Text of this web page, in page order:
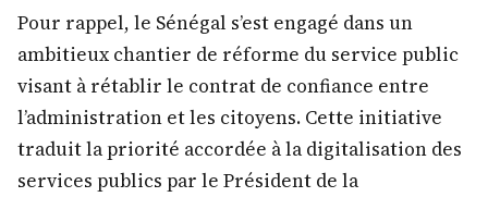
Pour rappel, le Sénégal s’est engagé dans un
ambitieux chantier de réforme du service public
visant à rétablir le contrat de confiance entre
l’administration et les citoyens. Cette initiative
traduit la priorité accordée à la digitalisation des
services publics par le Président de la